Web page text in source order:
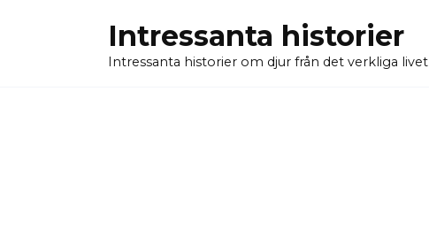
Intressanta historier
Intressanta historier om djur från det verkliga livet